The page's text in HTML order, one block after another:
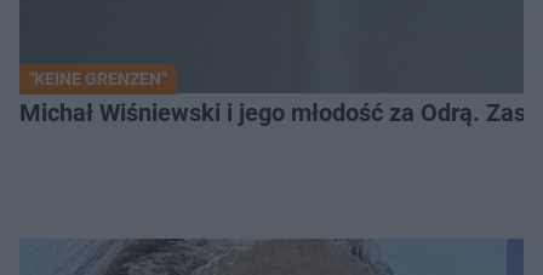
"KEINE GRENZEN"
Michał Wiśniewski i jego młodość za Odrą.